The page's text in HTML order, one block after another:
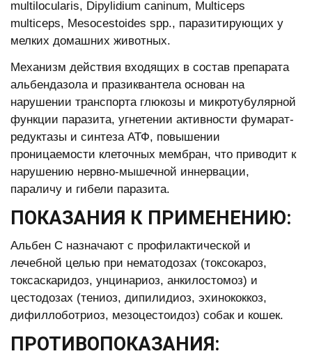
multilocularis, Diрylidium caninum, Multiceрs
multiceрs, Mesocestoides sрр., паразитирующих у
мелких домашних животных.
Механизм действия входящих в состав препарата
альбендазола и празиквантела основан на
нарушении транспорта глюкозы и микротубулярной
функции паразита, угнетении активности фумарат-
редуктазы и синтеза АТФ, повышении
проницаемости клеточных мембран, что приводит к
нарушению нервно-мышечной иннервации,
параличу и гибели паразита.
ПОКАЗАНИЯ К ПРИМЕНЕНИЮ:
Альбен С назначают с профилактической и
лечебной целью при нематодозах (токсокароз,
токсаскаридоз, унцинариоз, анкилостомоз) и
цестодозах (тениоз, дипилидиоз, эхинококкоз,
дифиллоботриоз, мезоцестоидоз) собак и кошек.
ПРОТИВОПОКАЗАНИЯ: